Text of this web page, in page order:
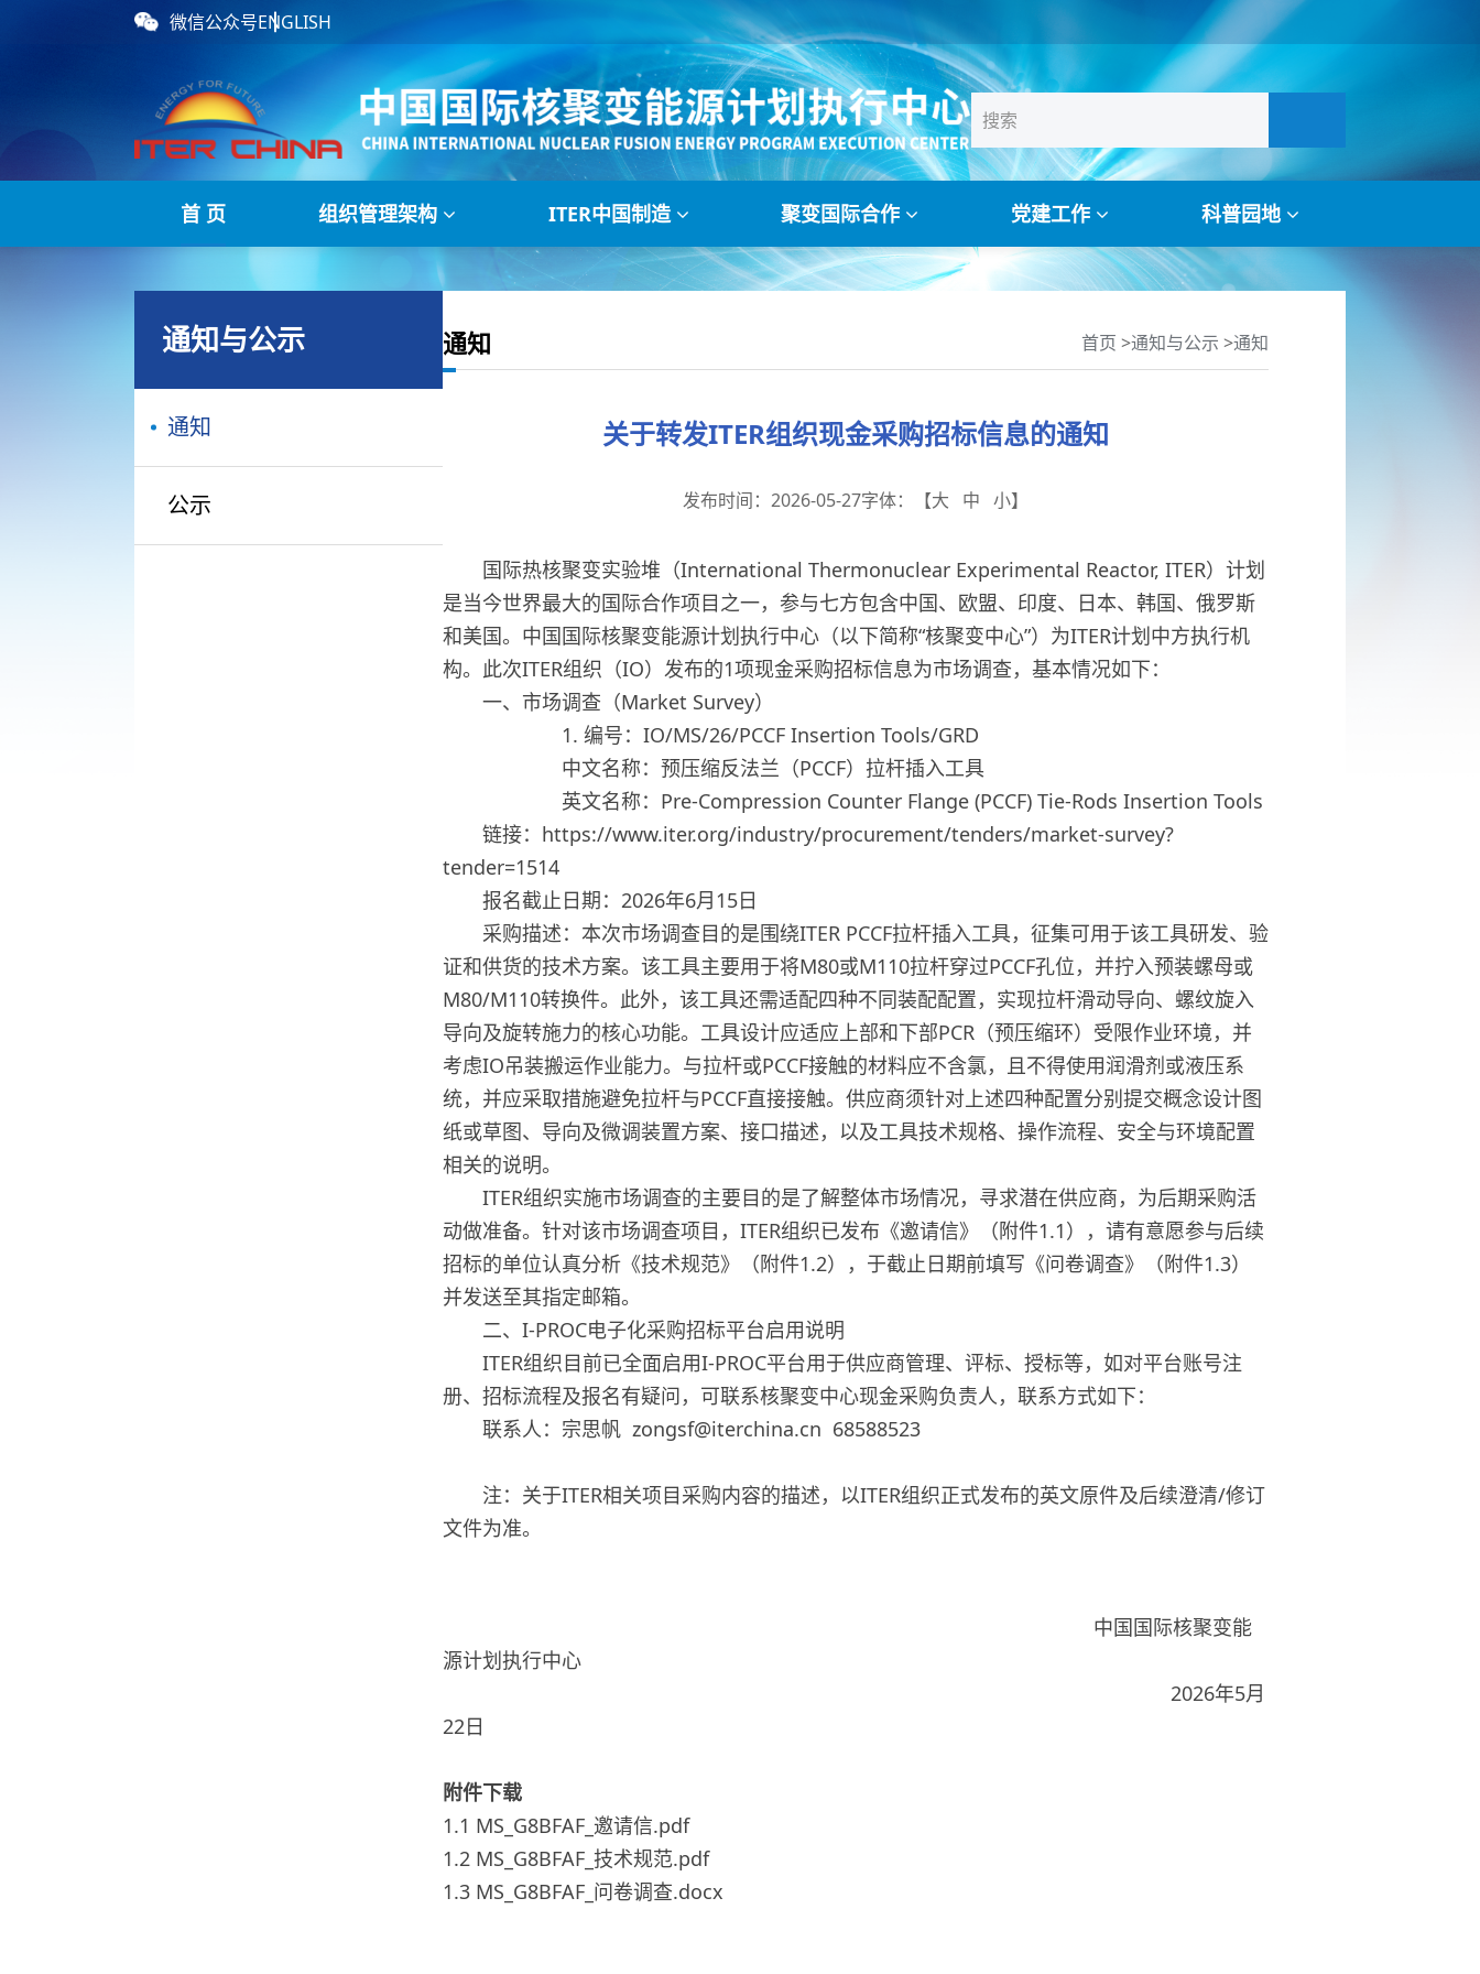
微信公众号ENGLISH
首 页 组织管理架构 ITER中国制造 聚变国际合作 党建工作 科普园地
通知与公示
通知
公示
通知 首页 >通知与公示 >通知
关于转发ITER组织现金采购招标信息的通知
发布时间：2026-05-27字体：【大 中 小】
国际热核聚变实验堆（International Thermonuclear Experimental Reactor, ITER）计划
是当今世界最大的国际合作项目之一，参与七方包含中国、欧盟、印度、日本、韩国、俄罗斯
和美国。中国国际核聚变能源计划执行中心（以下简称“核聚变中心”）为ITER计划中方执行机
构。此次ITER组织（IO）发布的1项现金采购招标信息为市场调查，基本情况如下：
一、市场调查（Market Survey）
1. 编号：IO/MS/26/PCCF Insertion Tools/GRD
中文名称：预压缩反法兰（PCCF）拉杆插入工具
英文名称：Pre-Compression Counter Flange (PCCF) Tie-Rods Insertion Tools
链接：https://www.iter.org/industry/procurement/tenders/market-survey?
tender=1514
报名截止日期：2026年6月15日
采购描述：本次市场调查目的是围绕ITER PCCF拉杆插入工具，征集可用于该工具研发、验
证和供货的技术方案。该工具主要用于将M80或M110拉杆穿过PCCF孔位，并拧入预装螺母或
M80/M110转换件。此外，该工具还需适配四种不同装配配置，实现拉杆滑动导向、螺纹旋入
导向及旋转施力的核心功能。工具设计应适应上部和下部PCR（预压缩环）受限作业环境，并
考虑IO吊装搬运作业能力。与拉杆或PCCF接触的材料应不含氯，且不得使用润滑剂或液压系
统，并应采取措施避免拉杆与PCCF直接接触。供应商须针对上述四种配置分别提交概念设计图
纸或草图、导向及微调装置方案、接口描述，以及工具技术规格、操作流程、安全与环境配置
相关的说明。
ITER组织实施市场调查的主要目的是了解整体市场情况，寻求潜在供应商，为后期采购活
动做准备。针对该市场调查项目，ITER组织已发布《邀请信》（附件1.1），请有意愿参与后续
招标的单位认真分析《技术规范》（附件1.2），于截止日期前填写《问卷调查》（附件1.3）
并发送至其指定邮箱。
二、I-PROC电子化采购招标平台启用说明
ITER组织目前已全面启用I-PROC平台用于供应商管理、评标、授标等，如对平台账号注
册、招标流程及报名有疑问，可联系核聚变中心现金采购负责人，联系方式如下：
联系人：宗思帆 zongsf@iterchina.cn 68588523
注：关于ITER相关项目采购内容的描述，以ITER组织正式发布的英文原件及后续澄清/修订
文件为准。
中国国际核聚变能
源计划执行中心
2026年5月
22日
附件下载
1.1 MS_G8BFAF_邀请信.pdf
1.2 MS_G8BFAF_技术规范.pdf
1.3 MS_G8BFAF_问卷调查.docx